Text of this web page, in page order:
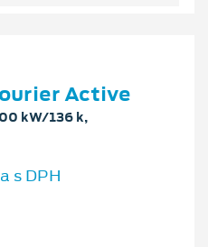
Active
kW/136 k,
s DPH